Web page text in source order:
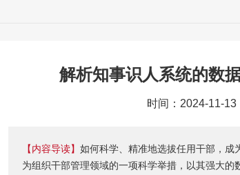
解析知事识人系统的数
时间：2024-11-
【内容导读】 如何科学、精准地选拔任用干部，成
为组织干部管理领域的一项科学举措，以其强大